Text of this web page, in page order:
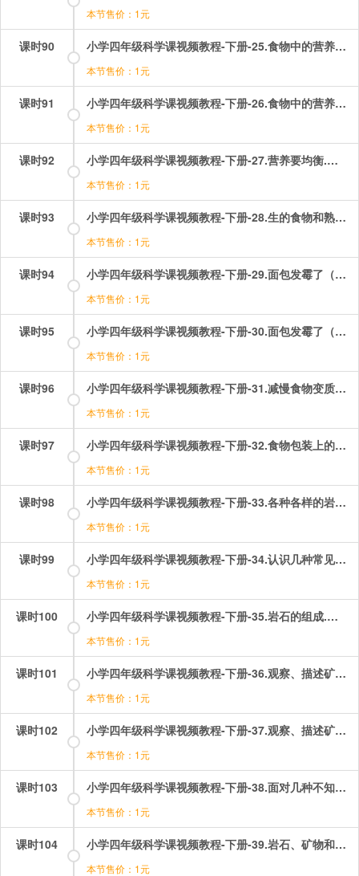
本节售价：1元
课时90 小学四年级科学课视频教程-下册-25.食物中的营养（二）——油脂.mp4
本节售价：1元
课时91 小学四年级科学课视频教程-下册-26.食物中的营养（三）——蛋白质.mp4
本节售价：1元
课时92 小学四年级科学课视频教程-下册-27.营养要均衡.mp4
本节售价：1元
课时93 小学四年级科学课视频教程-下册-28.生的食物和熟的食物.mp4
本节售价：1元
课时94 小学四年级科学课视频教程-下册-29.面包发霉了（一）——观察发霉的面包.mp4
本节售价：1元
课时95 小学四年级科学课视频教程-下册-30.面包发霉了（二）——探究发霉速度.mp4
本节售价：1元
课时96 小学四年级科学课视频教程-下册-31.减慢食物变质速度.mp4
本节售价：1元
课时97 小学四年级科学课视频教程-下册-32.食物包装上的信息.mp4
本节售价：1元
课时98 小学四年级科学课视频教程-下册-33.各种各样的岩石.mp4
本节售价：1元
课时99 小学四年级科学课视频教程-下册-34.认识几种常见的岩石.mp4
本节售价：1元
课时100 小学四年级科学课视频教程-下册-35.岩石的组成.mp4
本节售价：1元
课时101 小学四年级科学课视频教程-下册-36.观察、描述矿物（一）.mp4
本节售价：1元
课时102 小学四年级科学课视频教程-下册-37.观察、描述矿物（二）.mp4
本节售价：1元
课时103 小学四年级科学课视频教程-下册-38.面对几种不知名矿物.mp4
本节售价：1元
课时104 小学四年级科学课视频教程-下册-39.岩石、矿物和我们.mp4
本节售价：1元